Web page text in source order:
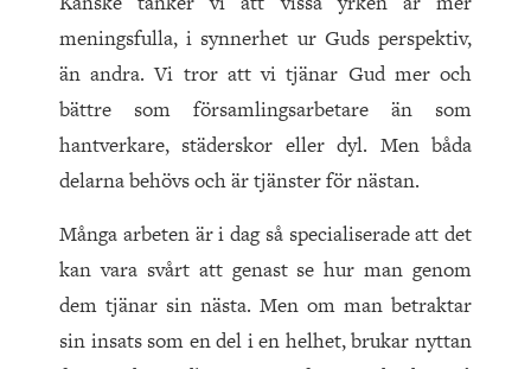
meningsfulla, i synnerhet ur Guds perspektiv,
än andra. Vi tror att vi tjänar Gud mer och
bättre som församlingsarbetare än som
hantverkare, städerskor eller dyl. Men båda
delarna behövs och är tjänster för nästan.
Många arbeten är i dag så specialiserade att det
kan vara svårt att genast se hur man genom
dem tjänar sin nästa. Men om man betraktar
sin insats som en del i en helhet, brukar nyttan